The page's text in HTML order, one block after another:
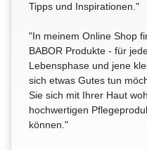
Tipps und Inspirationen."
"In meinem Online Shop
BABOR Produkte - für
Lebensphase und jene
sich etwas Gutes tun
Sie sich mit Ihrer Haut
hochwertigen
können."